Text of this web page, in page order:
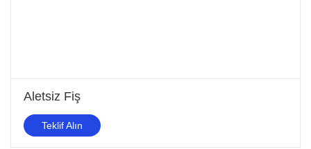
Aletsiz Fiş
Teklif Alın